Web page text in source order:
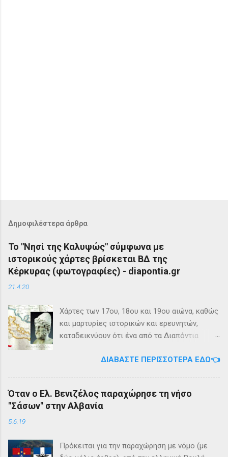
Δημοφιλέστερα άρθρα
Το "Νησί της Καλυψώς" σύμφωνα με
ιστορικούς χάρτες βρίσκεται ΒΔ της
Κέρκυρας (φωτογραφίες) - diapontia.gr
21.4.20
Χάρτες των 17ου, 18ου και 19ου αιώνα, καθώς
και μαρτυρίες ιστορικών και ερευνητών,
καταδεικνύουν ότι ένα από τα Διαπόντια
γνωστό με την ονομασία Ωγυγία ή «Νησί της
τη τοπική μυθιστορία των Διαποντίων Νήσων
που αναφέρει ότι κατά την αρχαιότητα οι
μεγάλη σπηλιά. Σπηλιά Καλυψώς - Οθωνοί Η
ΔΙΑΒΆΣΤΕ ΠΕΡΙΣΣΌΤΕΡΑ ΕΔΏ👈
Όταν ο Ελ. Βενιζέλος παραχώρησε τη νήσο
"Σάσων" στην Αλβανία
5.6.19
Πρόκειται για την παραχώρηση με νόμο (με